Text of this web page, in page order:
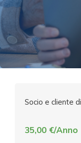
Socio e cliente
35,00 €/Anno